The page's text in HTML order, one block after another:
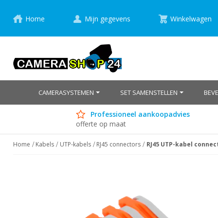
Home Mijn gegevens Winkelwagen
CAMERASYSTEMEN SET SAMENSTELLEN
Professioneel aankoopadvies
offerte op maat
Home Kabels UTP-kabels RJ45 connectors RJ45 UTP-kabel